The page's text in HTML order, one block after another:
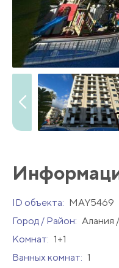
ID объекта: MAY5469
Город / Район: Алания
Комнат: 1+1
Ванных комнат: 1